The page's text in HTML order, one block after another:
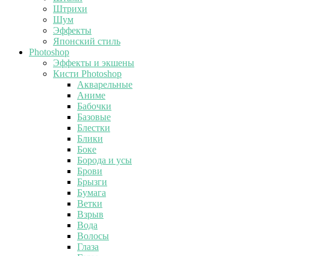
Штрихи
Шум
Эффекты
Японский стиль
Photoshop
Эффекты и экшены
Кисти Photoshop
Акварельные
Аниме
Бабочки
Базовые
Блестки
Блики
Боке
Борода и усы
Брови
Брызги
Бумага
Ветки
Взрыв
Вода
Волосы
Глаза